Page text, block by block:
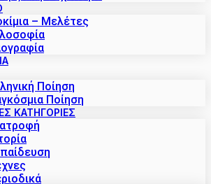
– Μελέτες
Ποίηση
Ποίηση
ΚΑΤΗΓΟΡΙΕΣ